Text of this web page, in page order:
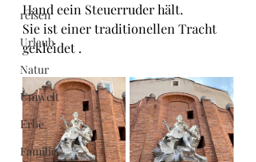
reisen
Urlaub
Natur
Umwelt
Erbe
Familie
Hand eein Steuerruder hält.
Sie ist einer traditionellen Tracht
gekleidet .